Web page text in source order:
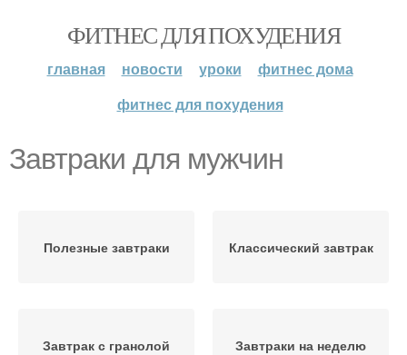
ФИТНЕС ДЛЯ ПОХУДЕНИЯ
главная новости уроки
фитнес дома
фитнес для похудения
Завтраки для мужчин
Полезные завтраки Классический завтрак
Завтрак с гранолой Завтраки на неделю